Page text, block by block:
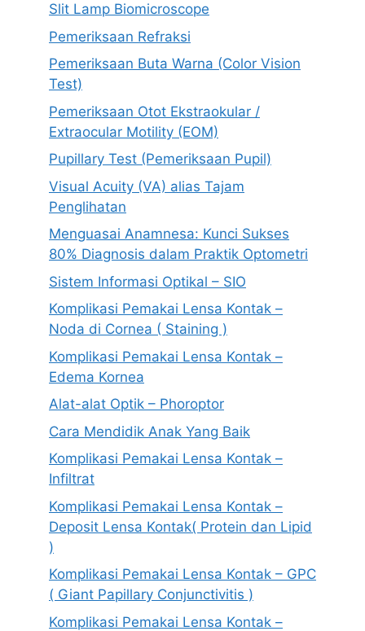
Slit Lamp Biomicroscope
Pemeriksaan Refraksi
Pemeriksaan Buta Warna (Color Vision
Test)
Pemeriksaan Otot Ekstraokular /
Extraocular Motility (EOM)
Pupillary Test (Pemeriksaan Pupil)
Visual Acuity (VA) alias Tajam
Penglihatan
Menguasai Anamnesa: Kunci Sukses
80% Diagnosis dalam Praktik Optometri
Sistem Informasi Optikal – SIO
Komplikasi Pemakai Lensa Kontak –
Noda di Cornea ( Staining )
Komplikasi Pemakai Lensa Kontak –
Edema Kornea
Alat-alat Optik – Phoroptor
Cara Mendidik Anak Yang Baik
Komplikasi Pemakai Lensa Kontak –
Infiltrat
Komplikasi Pemakai Lensa Kontak –
Deposit Lensa Kontak( Protein dan Lipid
)
Komplikasi Pemakai Lensa Kontak – GPC
( Giant Papillary Conjunctivitis )
Komplikasi Pemakai Lensa Kontak –